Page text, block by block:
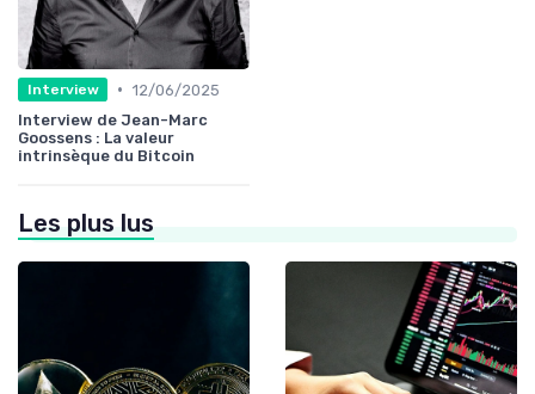
Interview • 12/06/2025
Interview de Jean-Marc
Goossens : La valeur
intrinsèque du Bitcoin
Les plus lus